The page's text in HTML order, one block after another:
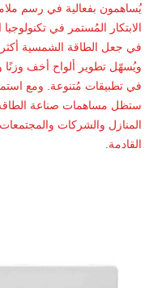
يُساهمون بفعالية في رسم
الابتكار المُستمر في
في جعل الطاقة الشمسية
ويُسهّل تطوير ألواح أخف وزنًا
في تطبيقات مُتنوعة. ومع
ستظل مساهمات صناعة الطاقة
المنازل والشركات
القادمة.